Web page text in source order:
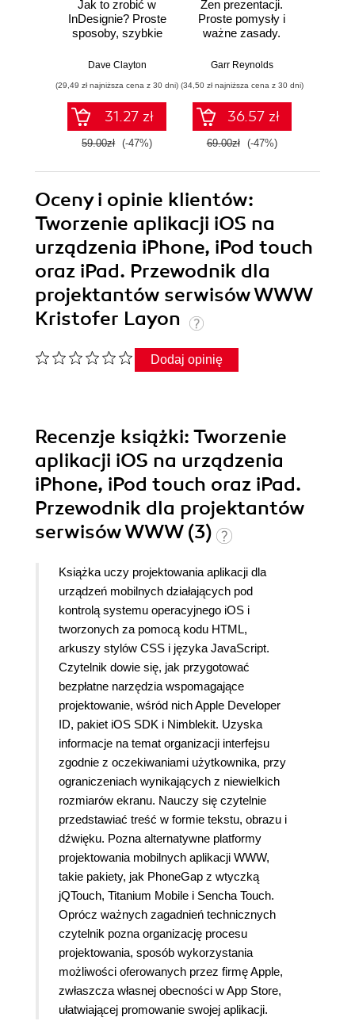
Jak to zrobić w
InDesignie? Proste
sposoby, szybkie
Dave Clayton
(29,49 zł najniższa cena z 30 dni)
31.27 zł
59.00zł (-47%)
Zen prezentacji.
Proste pomysły i
ważne zasady.
Garr Reynolds
(34,50 zł najniższa cena z 30 dni)
36.57 zł
69.00zł (-47%)
Oceny i opinie klientów:
Tworzenie aplikacji iOS na
urządzenia iPhone, iPod touch
oraz iPad. Przewodnik dla
projektantów serwisów WWW
Kristofer Layon
Dodaj opinię
Recenzje książki: Tworzenie
aplikacji iOS na urządzenia
iPhone, iPod touch oraz iPad.
Przewodnik dla projektantów
serwisów WWW (3)
Książka uczy projektowania aplikacji dla
urządzeń mobilnych działających pod
kontrolą systemu operacyjnego iOS i
tworzonych za pomocą kodu HTML,
arkuszy stylów CSS i języka JavaScript.
Czytelnik dowie się, jak przygotować
bezpłatne narzędzia wspomagające
projektowanie, wśród nich Apple Developer
ID, pakiet iOS SDK i Nimblekit. Uzyska
informacje na temat organizacji interfejsu
zgodnie z oczekiwaniami użytkownika, przy
ograniczeniach wynikających z niewielkich
rozmiarów ekranu. Nauczy się czytelnie
przedstawiać treść w formie tekstu, obrazu i
dźwięku. Pozna alternatywne platformy
projektowania mobilnych aplikacji WWW,
takie pakiety, jak PhoneGap z wtyczką
jQTouch, Titanium Mobile i Sencha Touch.
Oprócz ważnych zagadnień technicznych
czytelnik pozna organizację procesu
projektowania, sposób wykorzystania
możliwości oferowanych przez firmę Apple,
zwłaszcza własnej obecności w App Store,
ułatwiającej promowanie swojej aplikacji.